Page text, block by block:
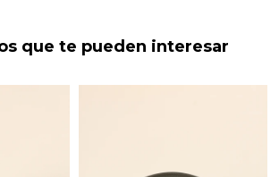
que te pueden interesar